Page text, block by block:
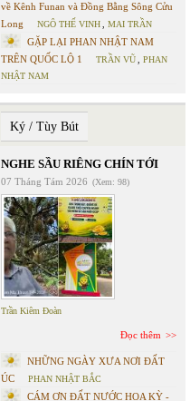
về Kênh Funan và Đồng Bằng Sông Cửu
Long
NGÔ THẾ VINH MAI TRẦN
GẶP LẠI PHAN NHẬT NAM
TRÊN QUỐC LỘ 1
TRẦN VŨ
PHAN
NHẬT NAM
Ký / Tùy Bút
NGHE SẦU RIÊNG CHÍN TỚI
07 Tháng Tám 2026 (Xem: 98)
Trần Kiêm Đoàn
Đọc thêm
NHỮNG NGÀY XƯA NƠI ĐẤT
ÚC
PHAN NHẬT BẮC
CÁM ƠN ĐẤT NƯỚC HOA KỲ -